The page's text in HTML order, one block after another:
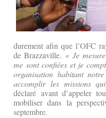
durement afin que l’OFC
de Brazzaville. « Je
me sont confiées et je
organisation habitant
accomplir les missions
déclaré avant d’appeler
mobiliser dans la
septembre.